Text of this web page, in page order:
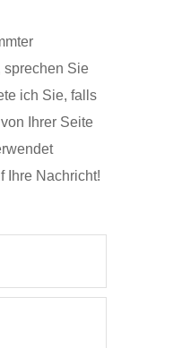
sprechen Sie
ich Sie, falls
Ihrer Seite
Ihre Nachricht!